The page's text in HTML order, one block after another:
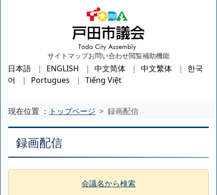
サイトマップお問い合わせ閲覧補助機能
日本語 ENGLISH 中文简体 中文繁体
한국
어
Portugues Tiếng Việt
現在位置 ： トップページ 録画配信
録画配信
会議名から検索